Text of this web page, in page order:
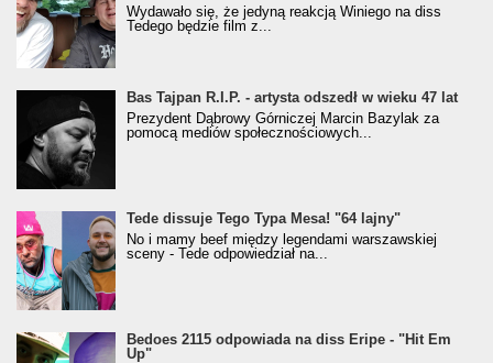
Wydawało się, że jedyną reakcją Winiego na diss
Tedego będzie film z...
Bas Tajpan R.I.P. - artysta odszedł w wieku 47 lat
Prezydent Dąbrowy Górniczej Marcin Bazylak za
pomocą mediów społecznościowych...
Tede dissuje Tego Typa Mesa! "64 lajny"
No i mamy beef między legendami warszawskiej
sceny - Tede odpowiedział na...
Bedoes 2115 odpowiada na diss Eripe - "Hit Em
Up"